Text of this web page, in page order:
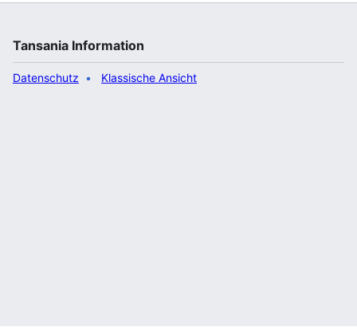
Mwainyekule, nachdem er spürbare Preissteigerungen
die Treibstoffreserven reichten bis Mitte Mai und die
Lieferungen für Mai…“
Tansania Information
Datenschutz Klassische Ansicht